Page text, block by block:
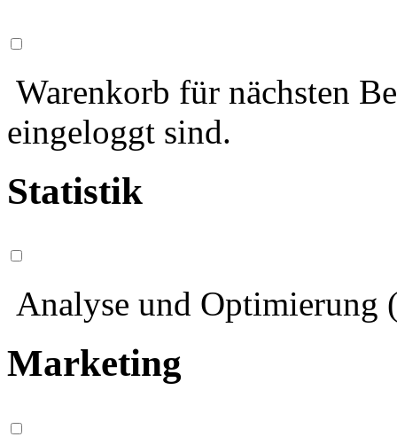
Warenkorb für nächsten
eingeloggt sind.
Statistik
Analyse und Optimierung
Marketing